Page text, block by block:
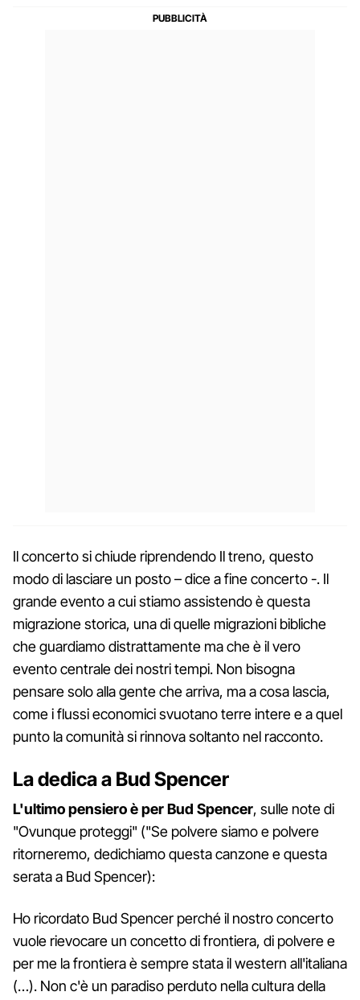
Il concerto si chiude riprendendo Il treno, questo
modo di lasciare un posto – dice a fine concerto -. Il
grande evento a cui stiamo assistendo è questa
migrazione storica, una di quelle migrazioni bibliche
che guardiamo distrattamente ma che è il vero
evento centrale dei nostri tempi. Non bisogna
pensare solo alla gente che arriva, ma a cosa lascia,
come i flussi economici svuotano terre intere e a quel
punto la comunità si rinnova soltanto nel racconto.
La dedica a Bud Spencer
L'ultimo pensiero è per Bud Spencer, sulle note di
"Ovunque proteggi" ("Se polvere siamo e polvere
ritorneremo, dedichiamo questa canzone e questa
serata a Bud Spencer):
Ho ricordato Bud Spencer perché il nostro concerto
vuole rievocare un concetto di frontiera, di polvere e
per me la frontiera è sempre stata il western all'italiana
(…). Non c'è un paradiso perduto nella cultura della